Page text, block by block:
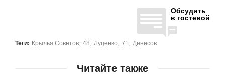
Обсудить
в гостевой
Теги: Крылья Советов 48 Луценко 71 Денисов
Читайте также